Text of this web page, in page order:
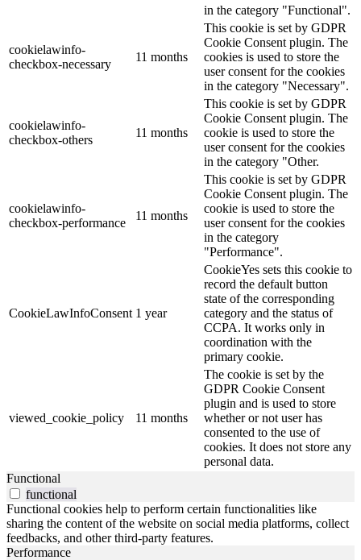
in the category "Functional".
cookielawinfo-
checkbox-necessary
11 months
This cookie is set by GDPR
Cookie Consent plugin. The
cookies is used to store the
user consent for the cookies
in the category "Necessary".
cookielawinfo-
checkbox-others
11 months
This cookie is set by GDPR
Cookie Consent plugin. The
cookie is used to store the
user consent for the cookies
in the category "Other.
cookielawinfo-
checkbox-performance
11 months
This cookie is set by GDPR
Cookie Consent plugin. The
cookie is used to store the
user consent for the cookies
in the category
"Performance".
CookieLawInfoConsent 1 year
CookieYes sets this cookie to
record the default button
state of the corresponding
category and the status of
CCPA. It works only in
coordination with the
primary cookie.
viewed_cookie_policy 11 months
The cookie is set by the
GDPR Cookie Consent
plugin and is used to store
whether or not user has
consented to the use of
cookies. It does not store any
personal data.
Functional
functional
Functional cookies help to perform certain functionalities like
sharing the content of the website on social media platforms, collect
feedbacks, and other third-party features.
Performance